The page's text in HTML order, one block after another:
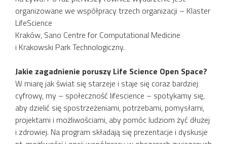
organizowane we współpracy trzech organizacji – Klaster
LifeScience
Kraków, Sano Centre for Computational Medicine
i Krakowski Park Technologiczny.
Jakie zagadnienie poruszy Life Science Open Space?
W miarę jak świat się starzeje i staje się coraz bardziej
cyfrowy, my – społeczność lifescience – spotykamy się,
aby dzielić się spostrzeżeniami, potrzebami, pomysłami,
projektami i możliwościami, aby pomóc ludziom żyć dłużej
i zdrowiej. Na program składają się prezentacje i dyskusje